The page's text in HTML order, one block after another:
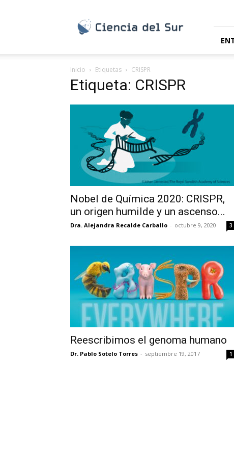
Sur
Inicio Etiquetas CRISPR
Etiqueta: CRISPR
Nobel de Química 2020: CRISPR,
un origen humilde y un ascenso...
Dra. Alejandra Recalde Carballo - octubre 9, 2020 3
Reescribimos el genoma humano
Dr. Pablo Sotelo Torres - septiembre 19, 2017 1